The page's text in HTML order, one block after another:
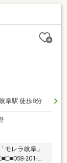
っている岐阜
築も不動産の
！
阜駅 徒歩8分
モレラ岐阜」
201-